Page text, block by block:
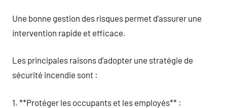
Une bonne gestion des risques permet d’assurer une
intervention rapide et efficace.
Les principales raisons d’adopter une stratégie de
sécurité incendie sont :
1. **Protéger les occupants et les employés** :